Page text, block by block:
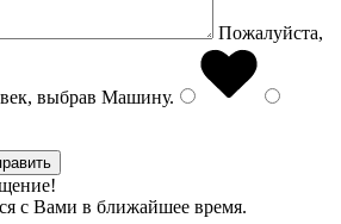
Пожалуйста,
выбрав Машину.
с Вами в ближайшее время.